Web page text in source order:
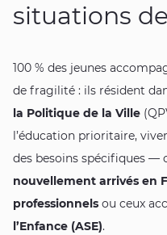
situations
100 % des jeunes
de fragilité : ils résident
la Politique de la Ville
l’éducation prioritaire,
des besoins spécifiques —
nouvellement arrivés en
professionnels ou ceux
l’Enfance (ASE).